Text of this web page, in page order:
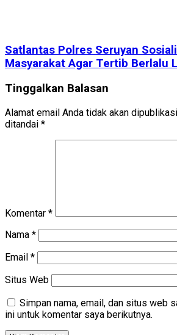
Satlantas Polres Seruyan
Masyarakat Agar Tertib Berlalu
Tinggalkan Balasan
Alamat email Anda tidak akan
ditandai *
Komentar *
Nama *
Email *
Situs Web
Simpan nama, email, dan situs web
ini untuk komentar saya berikutnya.